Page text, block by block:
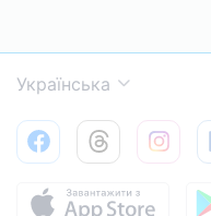
Українська